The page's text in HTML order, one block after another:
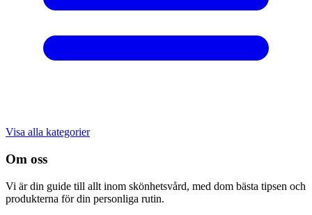
Visa alla kategorier
Om oss
Vi är din guide till allt inom skönhetsvård, med dom bästa tipsen och
produkterna för din personliga rutin.